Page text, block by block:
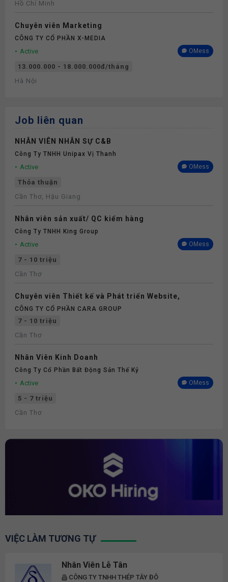
Hồ Chí Minh
Chuyên viên Marketing
CÔNG TY CỔ PHẦN X-MEDIA
Active OMess
13.000.000 - 18.000.000đ/tháng
Hà Nội
Job liên quan
NHÂN VIÊN NHÂN SỰ C&B
Công Ty TNHH Unipax Vị Thanh
Active OMess
Thỏa thuận
Cần Thơ, Hậu Giang
Nhân viên sản xuất/ QC kiểm hàng
Công Ty TNHH King Group
Active OMess
7 - 10 triệu
Cần Thơ
Chuyên viên Thiết kế và Phát triển Website,
CÔNG TY CỔ PHẦN CARA GROUP
7 - 10 triệu
Cần Thơ
Nhân Viên Kinh Doanh
Công Ty Cổ Phần Bất Động Sản Thế Kỷ
Active OMess
5 - 7 triệu
Cần Thơ
VIỆC LÀM TƯƠNG TỰ
Nhân Viên Lễ Tân
CÔNG TY TNHH THÉP TÂY ĐÔ